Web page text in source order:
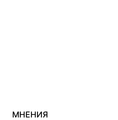
МНЕНИЯ